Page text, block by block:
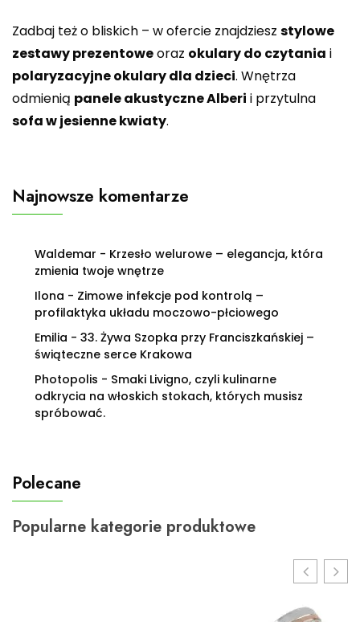
Zadbaj też o bliskich – w ofercie znajdziesz stylowe
zestawy prezentoweoraz okulary do czytania i
polaryzacyjne okulary dla dzieci. Wnętrza
odmienią panele akustyczne Alberi i przytulna
sofa w jesienne kwiaty.
Najnowsze komentarze
Waldemar - Krzesło welurowe – elegancja, która
zmienia twoje wnętrze
Ilona - Zimowe infekcje pod kontrolą –
profilaktyka układu moczowo-płciowego
Emilia - 33. Żywa Szopka przy Franciszkańskiej –
świąteczne serce Krakowa
Photopolis - Smaki Livigno, czyli kulinarne
odkrycia na włoskich stokach, których musisz
spróbować.
Polecane
Popularne kategorie produktowe